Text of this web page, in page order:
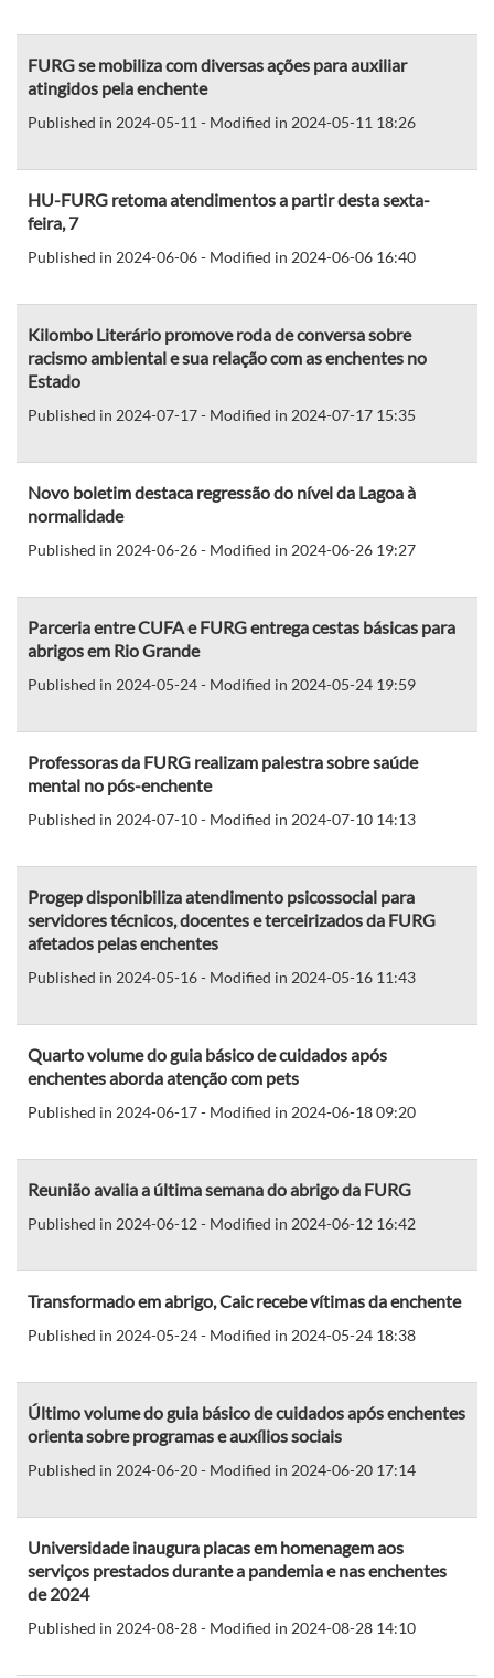
FURG se mobiliza com diversas ações para auxiliar
atingidos pela enchente
Published in 2024-05-11 - Modified in 2024-05-11 18:26
HU-FURG retoma atendimentos a partir desta sexta-
feira, 7
Published in 2024-06-06 - Modified in 2024-06-06 16:40
Kilombo Literário promove roda de conversa sobre
racismo ambiental e sua relação com as enchentes no
Estado
Published in 2024-07-17 - Modified in 2024-07-17 15:35
Novo boletim destaca regressão do nível da Lagoa à
normalidade
Published in 2024-06-26 - Modified in 2024-06-26 19:27
Parceria entre CUFA e FURG entrega cestas básicas para
abrigos em Rio Grande
Published in 2024-05-24 - Modified in 2024-05-24 19:59
Professoras da FURG realizam palestra sobre saúde
mental no pós-enchente
Published in 2024-07-10 - Modified in 2024-07-10 14:13
Progep disponibiliza atendimento psicossocial para
servidores técnicos, docentes e terceirizados da FURG
afetados pelas enchentes
Published in 2024-05-16 - Modified in 2024-05-16 11:43
Quarto volume do guia básico de cuidados após
enchentes aborda atenção com pets
Published in 2024-06-17 - Modified in 2024-06-18 09:20
Reunião avalia a última semana do abrigo da FURG
Published in 2024-06-12 - Modified in 2024-06-12 16:42
Transformado em abrigo, Caic recebe vítimas da enchente
Published in 2024-05-24 - Modified in 2024-05-24 18:38
Último volume do guia básico de cuidados após enchentes
orienta sobre programas e auxílios sociais
Published in 2024-06-20 - Modified in 2024-06-20 17:14
Universidade inaugura placas em homenagem aos
serviços prestados durante a pandemia e nas enchentes
de 2024
Published in 2024-08-28 - Modified in 2024-08-28 14:10